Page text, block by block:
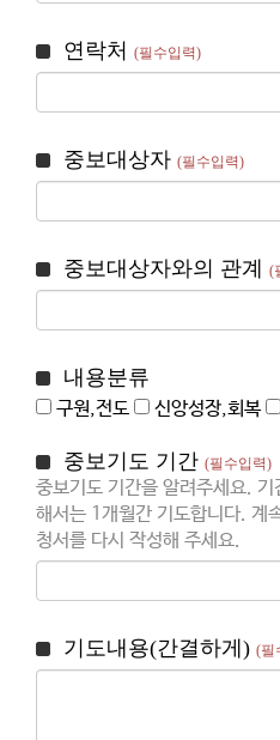
연락처 (필수입력)
중보대상자 (필수입력)
중보대상자와의 관계 (
내용분류
구원,전도 신앙성장,회복
중보기도 기간 (필수입력)
중보기도 기간을 알려주세요.
해서는 1개월간 기도합니다. 계
청서를 다시 작성해 주세요.
기도내용(간결하게) (필